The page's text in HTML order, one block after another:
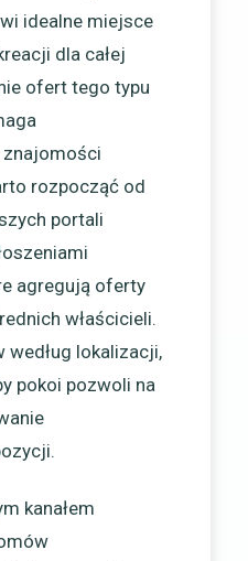
idealne miejsce
dla całej
ofert tego typu
rozpocząć od
portali
agregują oferty
właścicieli.
według lokalizacji,
pokoi pozwoli na
kanałem